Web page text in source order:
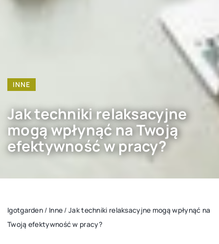
INNE
Jak techniki relaksacyjne
mogą wpłynąć na Twoją
efektywność w pracy?
Igotgarden / Inne /Jak techniki relaksacyjne mogą wpłynąć na
Twoją efektywność w pracy?